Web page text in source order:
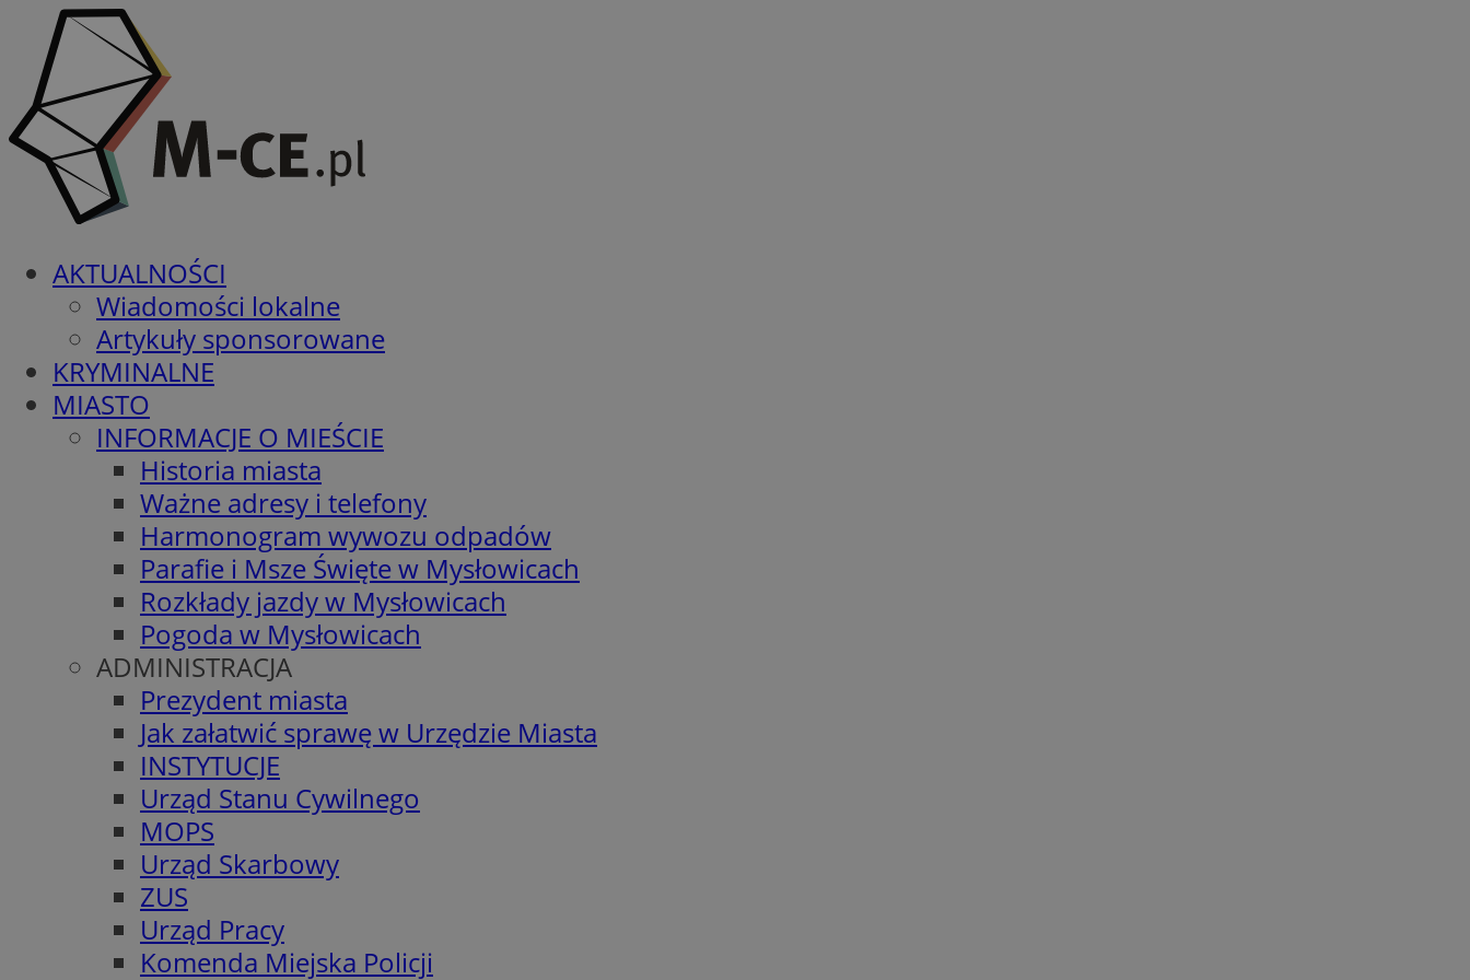
AKTUALNOŚCI
Wiadomości lokalne
Artykuły sponsorowane
KRYMINALNE
MIASTO
INFORMACJE O MIEŚCIE
Historia miasta
Ważne adresy i telefony
Harmonogram wywozu odpadów
Parafie i Msze Święte w Mysłowicach
Rozkłady jazdy w Mysłowicach
Pogoda w Mysłowicach
ADMINISTRACJA
Prezydent miasta
Jak załatwić sprawę w Urzędzie Miasta
INSTYTUCJE
Urząd Stanu Cywilnego
MOPS
Urząd Skarbowy
ZUS
Urząd Pracy
Komenda Miejska Policji